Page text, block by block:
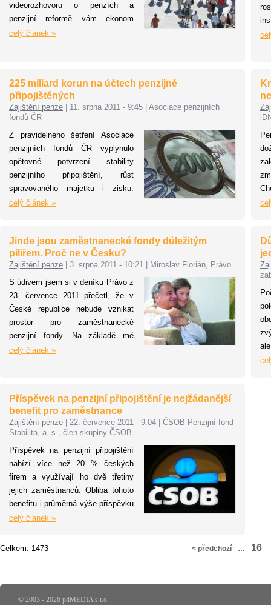
videorozhovoru o penzích a
penzijní reformě vám ekonom
Vladimír Bezděk poradí, jakým
Bezděkem, ekonomem a členem
Národní ekonomické rady vlády,v
seriálovém videorozhovoru o
systémech a důchodové reformě.
celý článek »
225 miliard korun na účtech penzijně
připojištěných
Zajištění penze 11. srpna 2011 - 9:45
Asociace penzijních
fondů ČR
Z pravidelného šetření Asociace
penzijních fondů ČR vyplynulo
opětovné potvrzení stability
penzijního připojištění, růst
spravovaného majetku i zisku.
„Výsledky šetření potvrzují, že si
finančních zdrojů pro svůj
důchodový věk“ uvedl k přehledu
aktuálních dat prezident Asociace
penzijních fondů ČR Jiří Rusnok.
celý článek »
Jinde jsou zaměstnanecké fondy důležitým
pilířem. Proč ne v Česku?
Zajištění penze 3. srpna 2011 - 10:21
Miroslav Florián, Právo
S údivem jsem si v deníku Právo z
23. července 2011 přečetl, že v
České republice nebude vznikat
prostor pro zaměstnanecké
penzijní fondy. Na základě mé
zkušenosti ekonomického a
systémech v Evropě mohu
odpovědně konstatovat, že právě
zaměstnanecké kolektivní fondy
penzijního připojištění nemalé
výhody.
celý článek »
Příspěvek na penzijní připojištění je nejžádanější
benefit pro zaměstnance
Zajištění penze 22. července 2011 - 9:04
ČSOB Penzijní fond
Stabilita, a. s., člen skupiny ČSOB
Příspěvek na penzijní připojištění
nabízí více než 20 % českých
firem a využívají ho dvě třetiny
jejich zaměstnanců. Obliba tohoto
benefitu i průměrná výše příspěvku
zaměstnavatele nyní vedle stále
„Důvody jsou hned dva: finanční
prožijí důstojné stáří, a proto jsou
rádi za jakoukoliv podporu,“ říká
celý článek »
< předchozí … 16
Celkem: 1473
© 2003 - 2026 pdMEDIA s.r.o.